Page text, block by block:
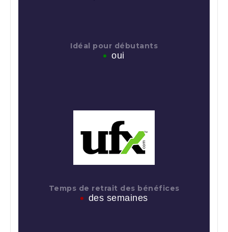
Idéal pour débutants
oui
Temps de retrait des bénéfices
des semaines